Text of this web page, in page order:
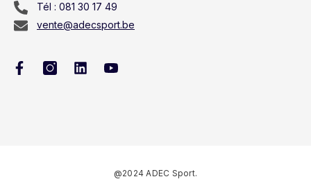
Tél : 081 30 17 49
vente@adecsport.be
@2024 ADEC Sport.